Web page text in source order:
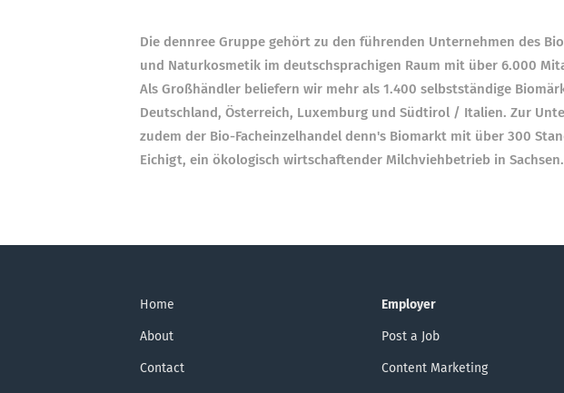
Die dennree Gruppe gehört zu den führenden Unter­nehmen des
und Natur­kosmetik im deutsch­sprachigen Raum mit über 6.000
Als Groß­händler beliefern wir mehr als 1.400 selbst­ständige
Deutschland, Österreich, Luxemburg und Südtirol / Italien. Zur
zudem der Bio-Fach­einzel­handel denn's Biomarkt mit über 300
Eichigt, ein ökologisch wirt­schaftender Milch­vieh­betrieb in Sachsen.
Home
About
Contact
Employer
Post a Job
Content Marketing